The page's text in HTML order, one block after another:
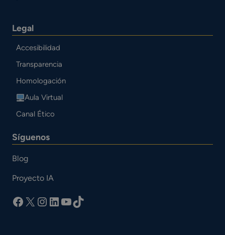
Legal
Accesibilidad
Transparencia
Homologación
Aula Virtual
Canal Ético
Síguenos
Blog
Proyecto IA
facebook
X Instagram
LinkedIn
YouTube
TikTok